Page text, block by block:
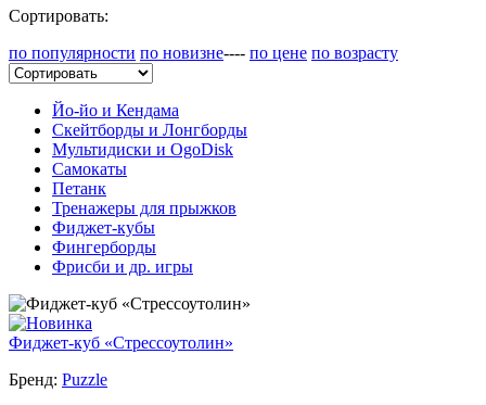
Сортировать:
по популярности по новизне---- по цене по возрасту
Йо-йо и Кендама
Скейтборды и Лонгборды
Мультидиски и OgoDisk
Самокаты
Петанк
Тренажеры для прыжков
Фиджет-кубы
Фингерборды
Фрисби и др. игры
Фиджет-куб «Стрессоутолин»
Бренд: Puzzle